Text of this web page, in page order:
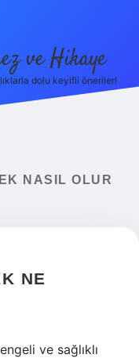
ve Hikaye
dolu keyifli öneriler!
NASIL OLUR
NE
ve sağlıklı